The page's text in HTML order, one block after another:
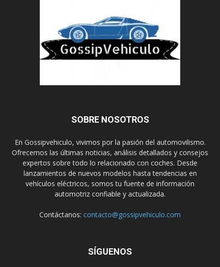
SOBRE NOSOTROS
En Gossipvehiculo, vivimos por la pasión del automovilismo.
Ofrecemos las últimas noticias, análisis detallados y consejos
expertos sobre todo lo relacionado con coches. Desde
lanzamientos de nuevos modelos hasta tendencias en
vehículos eléctricos, somos tu fuente de información
automotriz confiable y actualizada.
Contáctanos: contacto@gossipvehiculo.com
SÍGUENOS